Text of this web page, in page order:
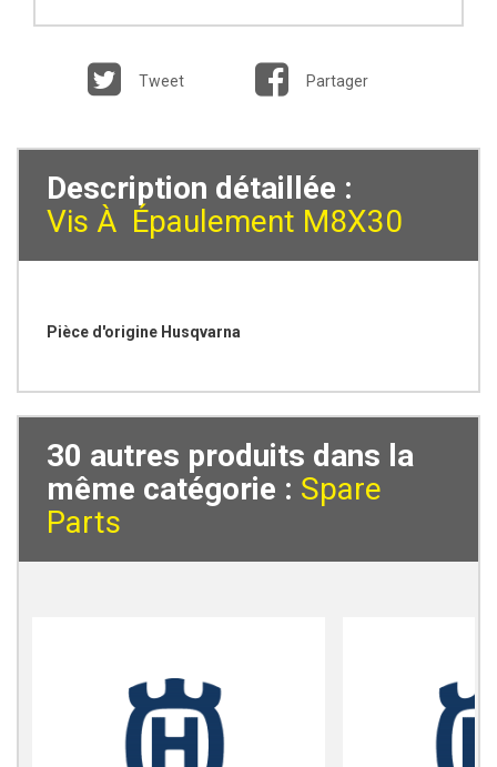
Tweet Partager
Description détaillée :
Vis À Épaulement M8X30
Pièce d'origine Husqvarna
30 autres produits dans la
même catégorie : Spare
Parts